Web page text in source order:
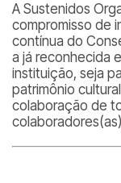
A Sustenidos
compromisso de
contínua do
a já reconhecida
instituição, seja
patrimônio
colaboração de